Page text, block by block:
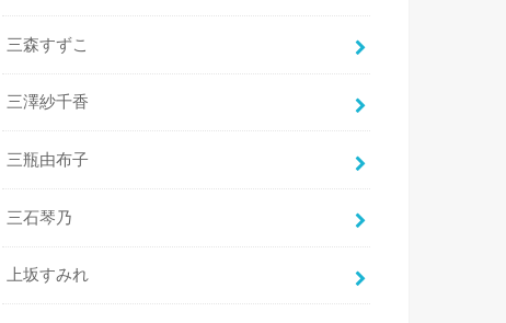
三森すずこ
三澤紗千香
三瓶由布子
三石琴乃
上坂すみれ